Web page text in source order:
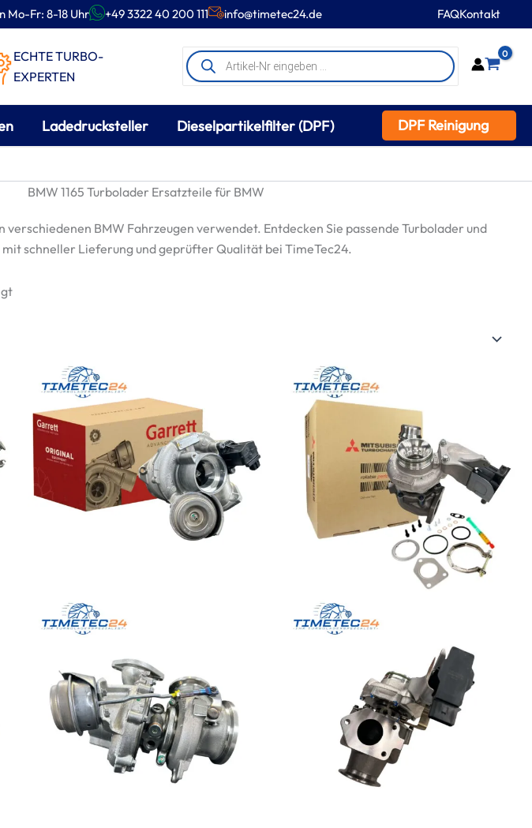
Mo-Fr: 8-18 Uhr +49 3322 40 200 111 info@timetec24.de FAQKontakt
ECHTE TURBO-
EXPERTEN
Products
search
0
Ladedrucksteller Dieselpartikelfilter (DPF) DPF Reinigung
BMW 1165 Turbolader Ersatzteile für BMW
verschiedenen BMW Fahrzeugen verwendet. Entdecken Sie passende Turbolader und
schneller Lieferung und geprüfter Qualität bei TimeTec24.
Nach